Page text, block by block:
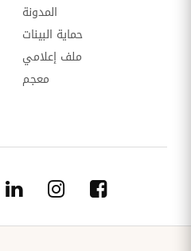
المدونة
حماية البينات
ملف إعلامي
معجم